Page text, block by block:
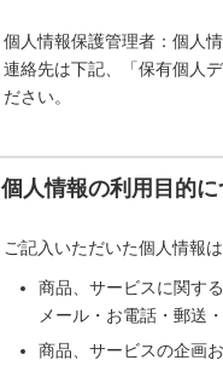
個人情報保護管理者：個人
連絡先は下記、「保有個人
ださい。
個人情報の利用目的に
ご記入いただいた個人情報
商品、サービスに関す
メール・お電話・郵送
商品、サービスの企画